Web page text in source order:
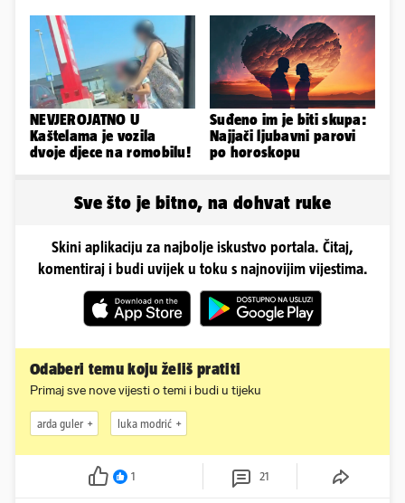
poginuo
prepolovio
NEVJEROJATNO U
Kaštelama je vozila
dvoje djece na romobilu!
Suđeno im je biti skupa:
Najjači ljubavni parovi
po horoskopu
Sve što je bitno, na dohvat ruke
Skini aplikaciju za najbolje iskustvo portala. Čitaj,
komentiraj i budi uvijek u toku s najnovijim vijestima.
Odaberi temu koju želiš pratiti
Primaj sve nove vijesti o temi i budi u tijeku
arda guler luka modrić
1 21